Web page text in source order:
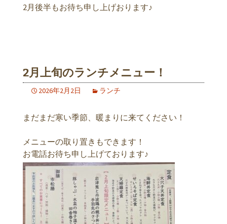
2月後半もお待ち申し上げおります♪
2月上旬のランチメニュー！
2026年2月2日 ランチ
まだまだ寒い季節、暖まりに来てください！
メニューの取り置きもできます！
お電話お待ち申し上げております♪